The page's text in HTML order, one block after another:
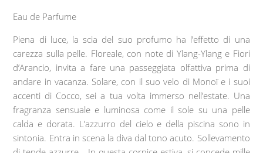
Eau de Parfume
Piena di luce, la scia del suo profumo ha l’effetto di una
carezza sulla pelle. Floreale, con note di Ylang-Ylang e Fiori
d’Arancio, invita a fare una passeggiata olfattiva prima di
andare in vacanza. Solare, con il suo velo di Monoï e i suoi
accenti di Cocco, sei a tua volta immerso nell’estate. Una
fragranza sensuale e luminosa come il sole su una pelle
calda e dorata. L’azzurro del cielo e della piscina sono in
sintonia. Entra in scena la diva dal tono acuto. Sollevamento